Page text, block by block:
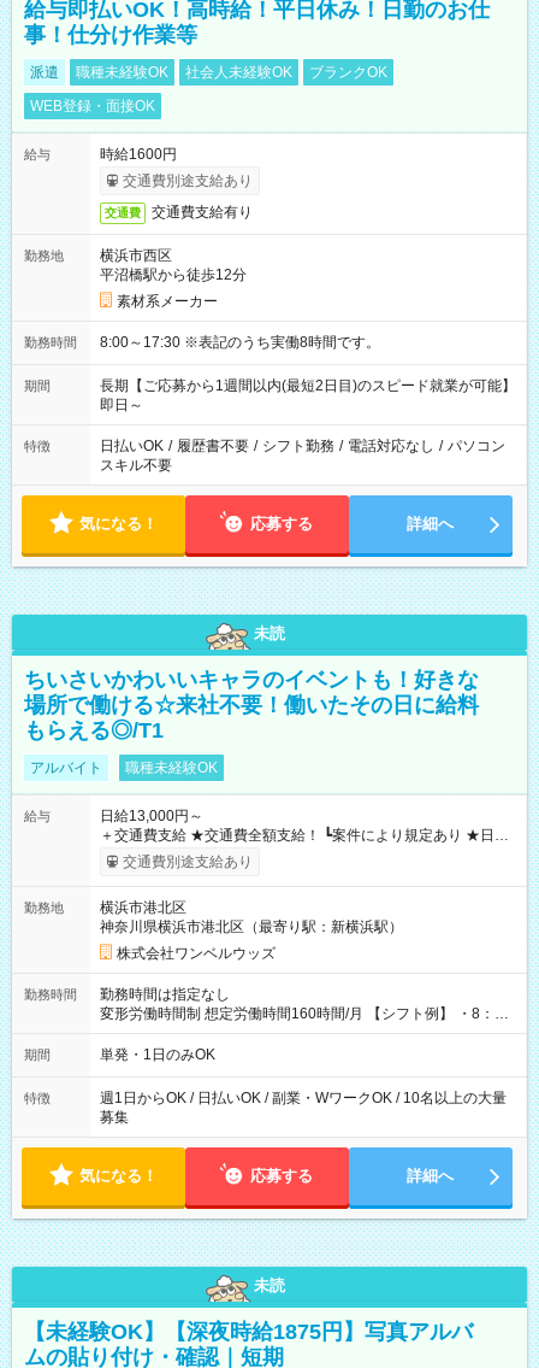
給与即払いOK！高時給！平日休み！日勤のお仕
事！仕分け作業等
派遣 職種未経験OK 社会人未経験OK
ブランクOK
WEB登録・面接OK
給与
時給1600円
交通費別途支給あり
交通費 交通費支給有り
勤務地
横浜市西区
平沼橋駅から徒歩12分
素材系メーカー
勤務時間 8:00～17:30 ※表記のうち実働8時間です。
期間
長期【ご応募から1週間以内(最短2日目)のスピード就業が可能】
即日～
特徴 日払いOK / 履歴書不要 / シフト勤務 / 電話対応なし / パソコン
スキル不要
気になる！ 応募する 詳細へ
未読
ちいさいかわいいキャラのイベントも！好きな
場所で働ける☆来社不要！働いたその日に給料
もらえる◎/T1
アルバイト 職種未経験OK
給与
日給13,000円～
＋交通費支給 ★交通費全額支給！ ┗案件により規定あり ★日払
いOK！（規定あり） ┗働いたその日に現金GET♪ お仕事後はコ
ンビニATMから 日払い分を引き落とせます！ 【試用期間】試
交通費別途支給あり
勤務地
横浜市港北区
神奈川県横浜市港北区（最寄り駅：新横浜駅）
株式会社ワンベルウッズ
勤務時間
勤務時間は指定なし
変形労働時間制 想定労働時間160時間/月 【シフト例】 ・8：00
～21：00
期間 単発・1日のみOK
特徴
週1日からOK / 日払いOK / 副業・WワークOK / 10名以上の大量
募集
気になる！ 応募する 詳細へ
未読
【未経験OK】【深夜時給1875円】写真アルバ
ムの貼り付け・確認｜短期